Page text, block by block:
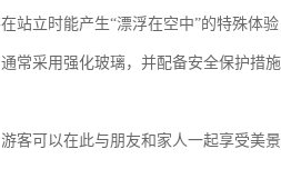
立时能产生“漂浮在空中”的特殊体验
采用强化玻璃，并配备安全保护措
可以在此与朋友和家人一起享受美景